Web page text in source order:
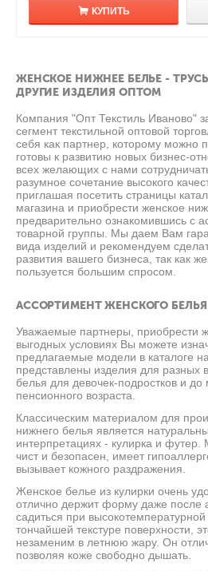
КУПИТЬ
ЖЕНСКОЕ НИЖНЕЕ БЕЛЬЕ -
ДРУГИЕ ИЗДЕЛИЯ ОПТОМ
Компания "Опт Текстиль Иваново"
сегмент текстильной оптовой
себя как партнер, которому можно
готовы к развитию новых бизнес-
всех желающих с нами
разумное сочетание высокого
приглашая посетить страницы
магазина и приобрести женское
предварительно ознакомившись с
товарной группы. Мы даем Вам
вида изделий и рекомендуем
развития вашего бизнеса, так как
пользуется большим спросом.
АССОРТИМЕНТ ЖЕНСКОГО БЕЛЬЯ
Уважаемые партнеры, приобрести
выгодных условиях Вы можете
предлагаемые модели в каталоге
представлены изделия для разных
белья для девочек-подростков и
пенсионного возраста.
Классическим материалом для
нижнего белья является
интерпретациях - кулирка и футер.
чист и безопасен, имеет
вызывает кожного раздражения.
Женское белье из кулирки очень
отлично держит форму даже после
садиться при
тончайшей текстуре поверхности,
незаменим в летнюю жару. Он
позволяя коже свободно дышать.